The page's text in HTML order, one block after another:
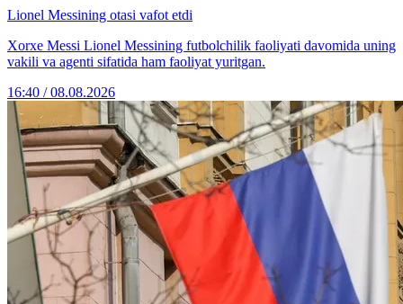
Lionel Messining otasi vafot etdi
Xorxe Messi Lionel Messining futbolchilik faoliyati davomida uning
vakili va agenti sifatida ham faoliyat yuritgan.
16:40 / 08.08.2026